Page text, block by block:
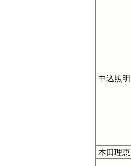
中込照明
本田理恵